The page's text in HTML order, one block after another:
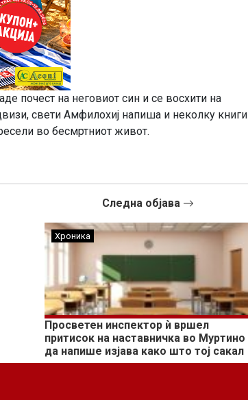
почест на неговиот син и се восхити на
свети Амфилохиј напиша и неколку книги
во бесмртниот живот.
Следна објава
Хроника
Просветен инспектор ѝ вршел
притисок на наставничка во Муртино
да напише изјава како што тој сакал